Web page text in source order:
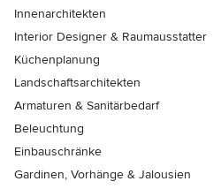
Innenarchitekten
Interior Designer & Raumausstatter
Küchenplanung
Landschaftsarchitekten
Armaturen & Sanitärbedarf
Beleuchtung
Einbauschränke
Gardinen, Vorhänge & Jalousien